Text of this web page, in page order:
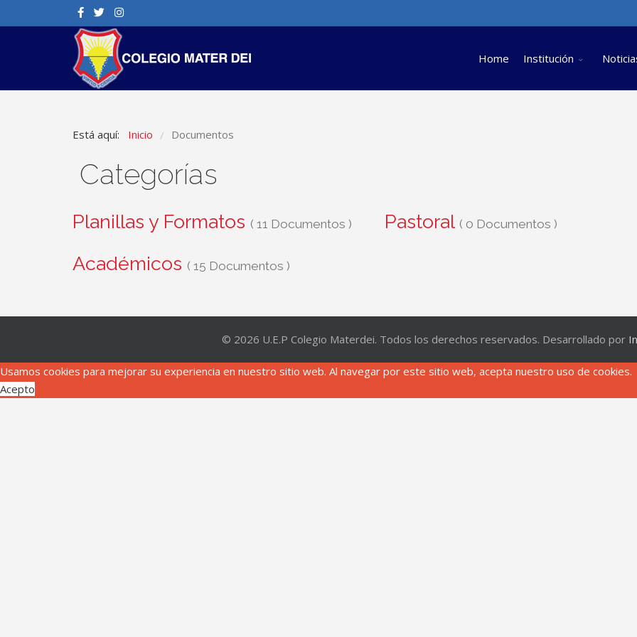
Home Institución
Está aquí: Inicio / Documentos
Categorías
Planillas y Formatos ( 11 Documentos ) Pastoral ( 0 Documentos )
Académicos ( 15 Documentos )
© 2026 U.E.P Colegio Materdei. Todos los derechos reservados. Desarrollado por
Usamos cookies para mejorar su experiencia en nuestro sitio web. Al navegar por este sitio web, acepta nuestro uso de cookies.
Acepto